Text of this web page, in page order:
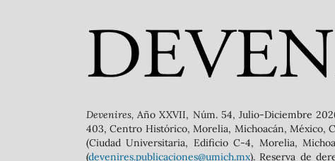
Devenires, Año XXVII, Núm. 54, Julio-Diciembre
403, Centro Histórico, Morelia, Michoacán, México,
(Ciudad Universitaria, Edificio C-4, Morelia,
(devenires.publicaciones@umich.mx). Reserva de